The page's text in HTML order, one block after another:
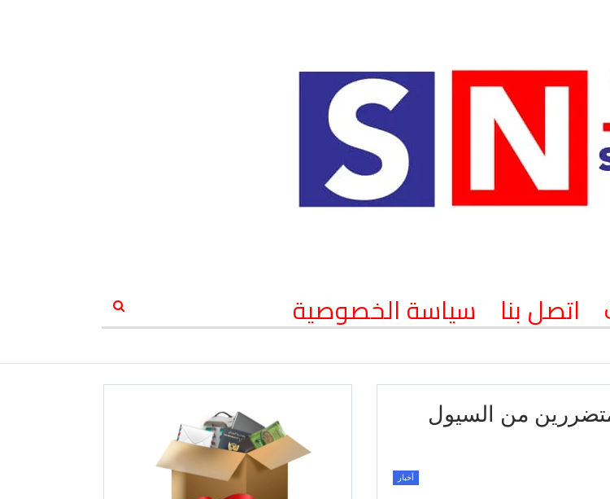
اتصل بنا سياسة الخصوصية
من السيول
أخبار